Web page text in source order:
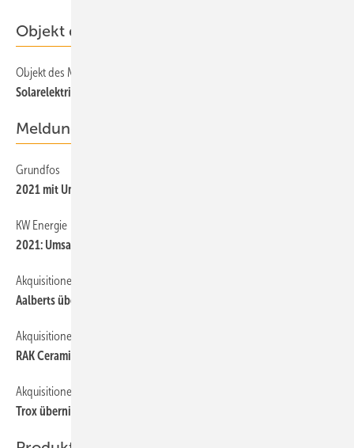
Objekt des Monats
Objekt des Monats 2022-04
Solarelektrisch beheiztes Wohngebäude
Meldungen
Grundfos
2021 mit Umsatz- und Gewinnrekord
KW Energie
2021: Umsatzzuwachs von 19 %
Akquisitionen
Aalberts übernimmt UWS
Akquisitionen
RAK Ceramics erwirbt Kludi
Akquisitionen
Trox übernimmt Sommer MSR GmbH